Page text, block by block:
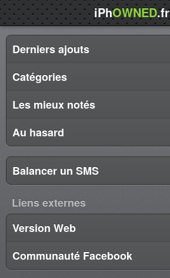
iPhOWNED.fr
Derniers ajouts
Catégories
Les mieux notés
Au hasard
Balancer un SMS
Liens externes
Version Web
Communauté Facebook